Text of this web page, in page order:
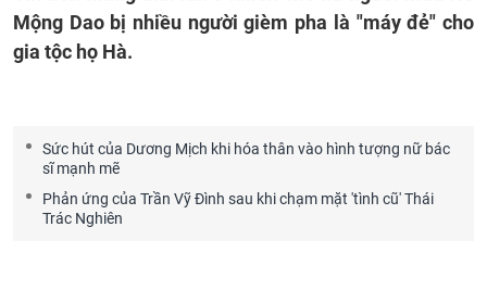
Mộng Dao bị nhiều người gièm pha là "máy đẻ" cho
gia tộc họ Hà.
Sức hút của Dương Mịch khi hóa thân vào hình tượng nữ bác
sĩ mạnh mẽ
Phản ứng của Trần Vỹ Đình sau khi chạm mặt 'tình cũ' Thái
Trác Nghiên